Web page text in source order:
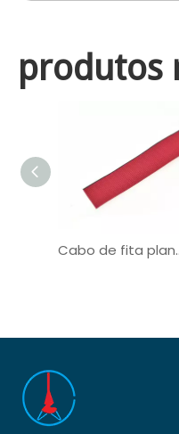
produtos
Cabo de fita